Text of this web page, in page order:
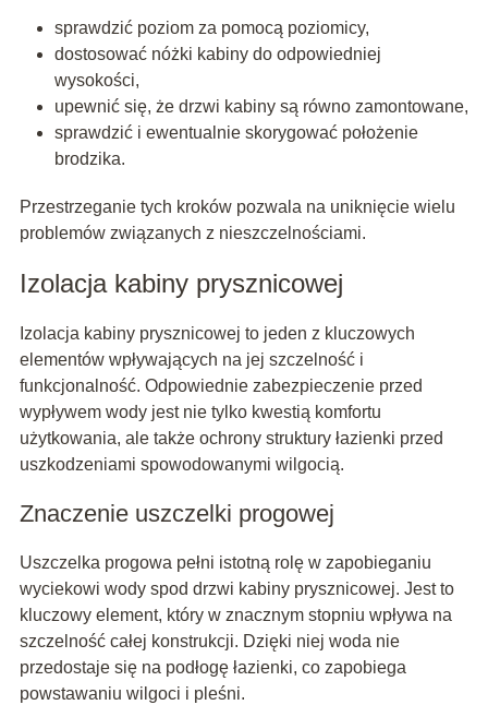
sprawdzić poziom za pomocą poziomicy,
dostosować nóżki kabiny do odpowiedniej
wysokości,
upewnić się, że drzwi kabiny są równo zamontowane,
sprawdzić i ewentualnie skorygować położenie
brodzika.
Przestrzeganie tych kroków pozwala na uniknięcie wielu
problemów związanych z nieszczelnościami.
Izolacja kabiny prysznicowej
Izolacja kabiny prysznicowej to jeden z kluczowych
elementów wpływających na jej szczelność i
funkcjonalność. Odpowiednie zabezpieczenie przed
wypływem wody jest nie tylko kwestią komfortu
użytkowania, ale także ochrony struktury łazienki przed
uszkodzeniami spowodowanymi wilgocią.
Znaczenie uszczelki progowej
Uszczelka progowa pełni istotną rolę w zapobieganiu
wyciekowi wody spod drzwi kabiny prysznicowej. Jest to
kluczowy element, który w znacznym stopniu wpływa na
szczelność całej konstrukcji. Dzięki niej woda nie
przedostaje się na podłogę łazienki, co zapobiega
powstawaniu wilgoci i pleśni.